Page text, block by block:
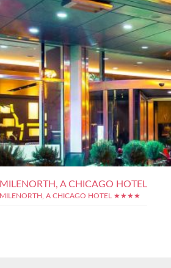
MILENORTH, A CHICAGO HOTEL
MILENORTH, A CHICAGO HOTEL ★★★★